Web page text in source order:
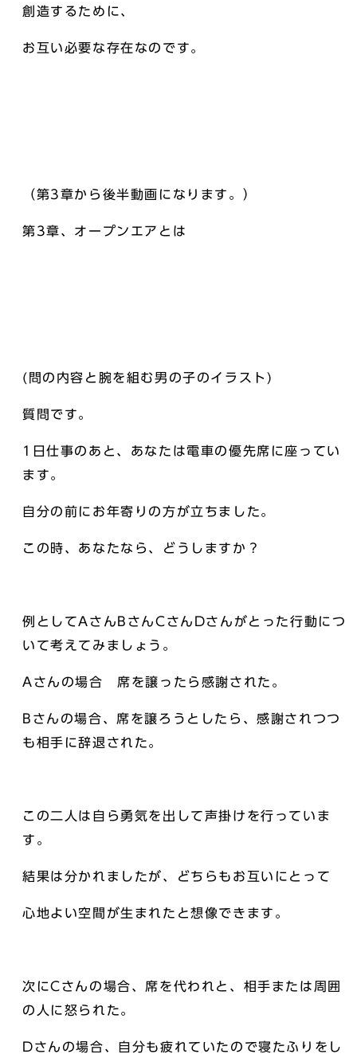
創造するために、
お互い必要な存在なのです。
（第3章から後半動画になります。）
第3章、オープンエアとは
(問の内容と腕を組む男の子のイラスト)
質問です。
1日仕事のあと、あなたは電車の優先席に座ってい
ます。
自分の前にお年寄りの方が立ちました。
この時、あなたなら、どうしますか？
例としてAさんBさんCさんDさんがとった行動につ
いて考えてみましょう。
Aさんの場合 席を譲ったら感謝された。
Bさんの場合、席を譲ろうとしたら、感謝されつつ
も相手に辞退された。
この二人は自ら勇気を出して声掛けを行っていま
す。
結果は分かれましたが、どちらもお互いにとって
心地よい空間が生まれたと想像できます。
次にCさんの場合、席を代われと、相手または周囲
の人に怒られた。
Dさんの場合、自分も疲れていたので寝たふりをし